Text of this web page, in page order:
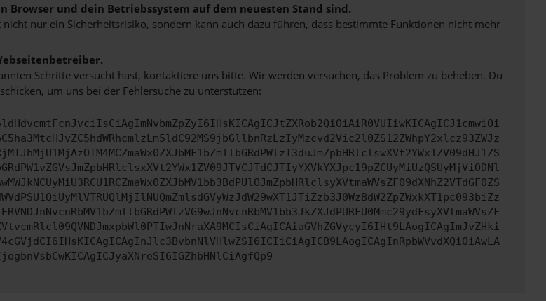
Browser und dein Betriebssystem auf dem neuesten Stand sind.
nur ein Sicherheitsrisiko, sondern kann auch dazu führen, dass bestimmte Funktionen nicht mehr
Schritte versucht hast, kontaktiere uns bitte. Wir werden versuchen, das Problem zu beheben. Du
um uns bei der Fehlersuche zu unterstützen: